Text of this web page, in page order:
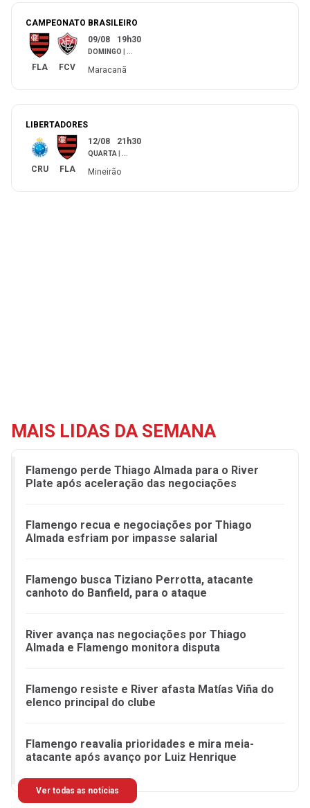
CAMPEONATO BRASILEIRO
FLA FCV
09/08 19h30
DOMINGO
Maracanã
LIBERTADORES
CRU FLA
12/08 21h30
QUARTA
Mineirão
MAIS LIDAS DA SEMANA
Flamengo perde Thiago Almada para o River
Plate após aceleração das negociações
Flamengo recua e negociações por Thiago
Almada esfriam por impasse salarial
Flamengo busca Tiziano Perrotta, atacante
canhoto do Banfield, para o ataque
River avança nas negociações por Thiago
Almada e Flamengo monitora disputa
Flamengo resiste e River afasta Matías Viña do
elenco principal do clube
Flamengo reavalia prioridades e mira meia-
atacante após avanço por Luiz Henrique
Ver todas as notícias